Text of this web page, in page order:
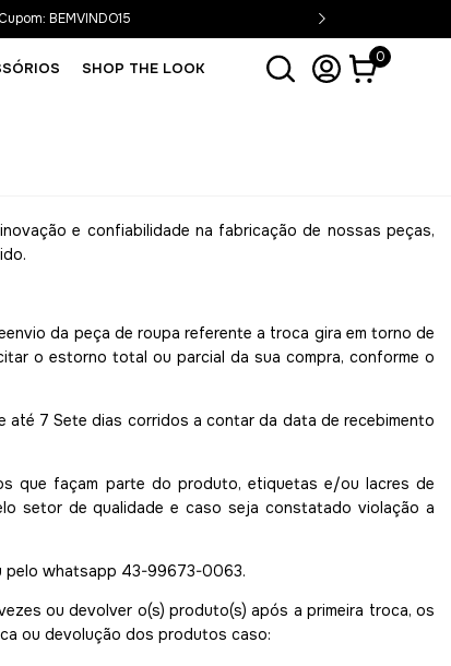
BEMVINDO15
SHOP THE LOOK
0
e confiabilidade na fabricação de nossas peças,
da peça de roupa referente a troca gira em torno de
o estorno total ou parcial da sua compra, conforme o
até 7 Sete dias corridos a contar da data de recebimento
que façam parte do produto, etiquetas e/ou lacres de
setor de qualidade e caso seja constatado violação a
pelo whatsapp 43-99673-0063.
ou devolver o(s) produto(s) após a primeira troca, os
ou devolução dos produtos caso: